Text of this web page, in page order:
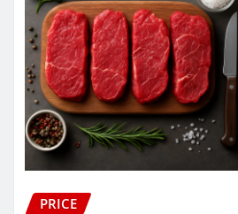
PRICE